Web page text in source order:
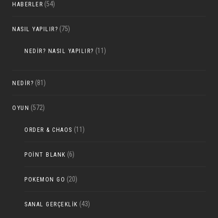
HABERLER (54)
NASIL YAPILIR? (75)
NEDIR? NASIL YAPILIR? (11)
NEDIR? (81)
OYUN (572)
ORDER & CHAOS (11)
POINT BLANK (6)
POKEMON GO (20)
SANAL GERÇEKLIK (43)